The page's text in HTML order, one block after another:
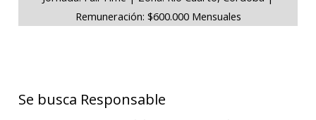
Remuneración: $600.000 Mensuales
Se busca Responsable